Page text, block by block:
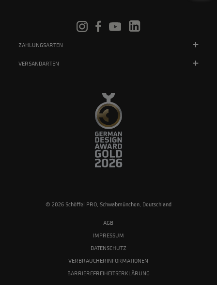
ZAHLUNGSARTEN
VERSANDARTEN
© 2026 Schöffel PRO, Schwabmünchen, Deutschland
AGB
IMPRESSUM
DATENSCHUTZ
VERBRAUCHERINFORMATIONEN
BARRIEREFREIHEITSERKLÄRUNG